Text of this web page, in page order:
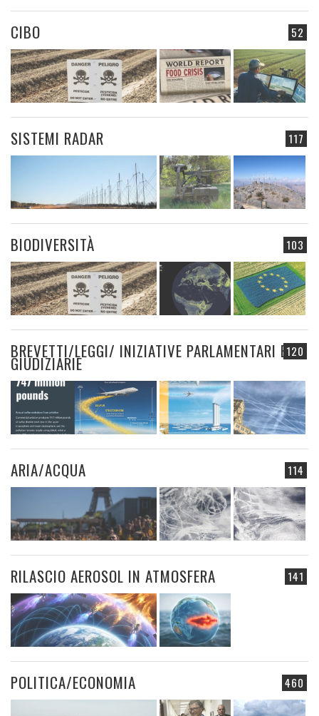
52
CIBO
117
SISTEMI RADAR
103
BIODIVERSITÀ
120
BREVETTI/LEGGI/ INIZIATIVE PARLAMENTARI E
GIUDIZIARIE
114
ARIA/ACQUA
141
RILASCIO AEROSOL IN ATMOSFERA
460
POLITICA/ECONOMIA